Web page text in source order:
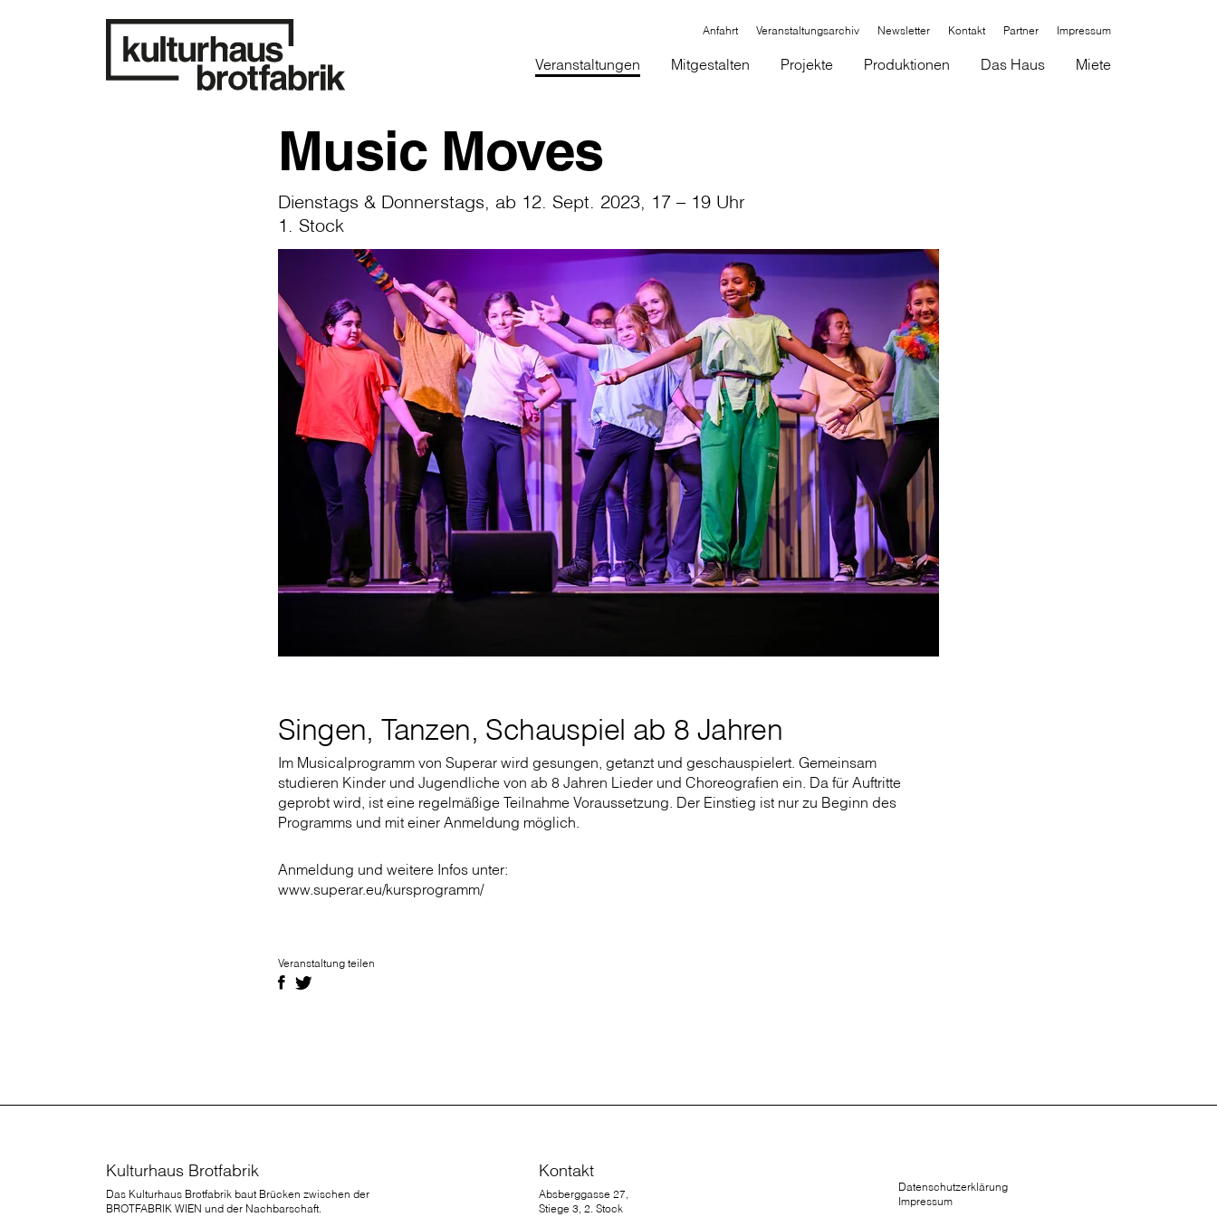
Anfahrt Veranstaltungsarchiv Newsletter Kontakt Partner Impressum
Veranstaltungen Mitgestalten Projekte Produktionen Das Haus Miete
Music Moves
Dienstags & Donnerstags, ab 12. Sept. 2023, 17 – 19 Uhr
1. Stock
Singen, Tanzen, Schauspiel ab 8 Jahren
Im Musicalprogramm von Superar wird gesungen, getanzt und geschauspielert. Gemeinsam
studieren Kinder und Jugendliche von ab 8 Jahren Lieder und Choreografien ein. Da für Auftritte
geprobt wird, ist eine regelmäßige Teilnahme Voraussetzung. Der Einstieg ist nur zu Beginn des
Programms und mit einer Anmeldung möglich.
Anmeldung und weitere Infos unter:
www.superar.eu/kursprogramm/
Veranstaltung teilen
Kulturhaus Brotfabrik
Das Kulturhaus Brotfabrik baut Brücken zwischen der
BROTFABRIK WIEN und der Nachbarschaft.
Kontakt
Absberggasse 27,
Stiege 3, 2. Stock
Datenschutzerklärung
Impressum